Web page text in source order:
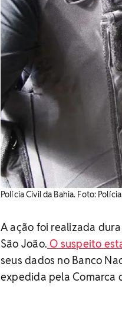
Polícia Civil da Bahia. Foto:
A ação foi realizada
São João. O suspeito
seus dados no Banco
expedida pela Comarca